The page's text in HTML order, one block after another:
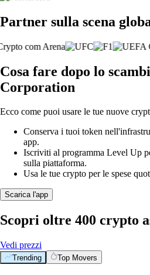
Partner sulla scena
Cosa fare dopo lo
Corporation
Ecco come puoi usare le tue nuove
Conserva i tuoi token
app.
Iscriviti al programma Level Up
sulla piattaforma.
Usa le tue crypto per le spese
Scarica l'app
Scopri oltre 400 crypto
Vedi prezzi
Trending Top Movers